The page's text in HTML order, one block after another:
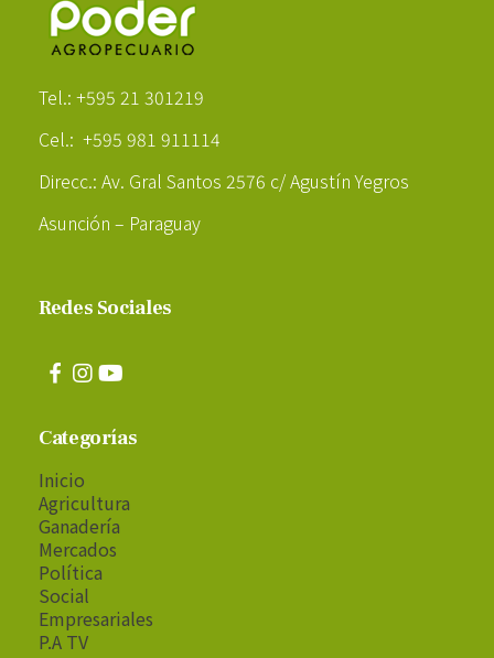
Tel.: +595 21 301219
Cel.: +595 981 911114
Direcc.: Av. Gral Santos 2576 c/ Agustín Yegros
Asunción – Paraguay
Redes Sociales
Categorías
Inicio
Agricultura
Ganadería
Mercados
Política
Social
Empresariales
P.A TV